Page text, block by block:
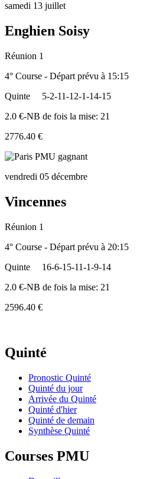
samedi 13 juillet
Enghien Soisy
Réunion 1
4° Course - Départ prévu à 15:15
Quinte
5-2-11-12-1-14-15
2.0 €-NB de fois la mise: 21
2776.40 €
vendredi 05 décembre
Vincennes
Réunion 1
4° Course - Départ prévu à 20:15
Quinte
16-6-15-11-1-9-14
2.0 €-NB de fois la mise: 21
2596.40 €
Quinté
Pronostic Quinté
Quinté du jour
Arrivée du Quinté
Quinté d'hier
Quinté de demain
Synthèse Quinté
Courses PMU